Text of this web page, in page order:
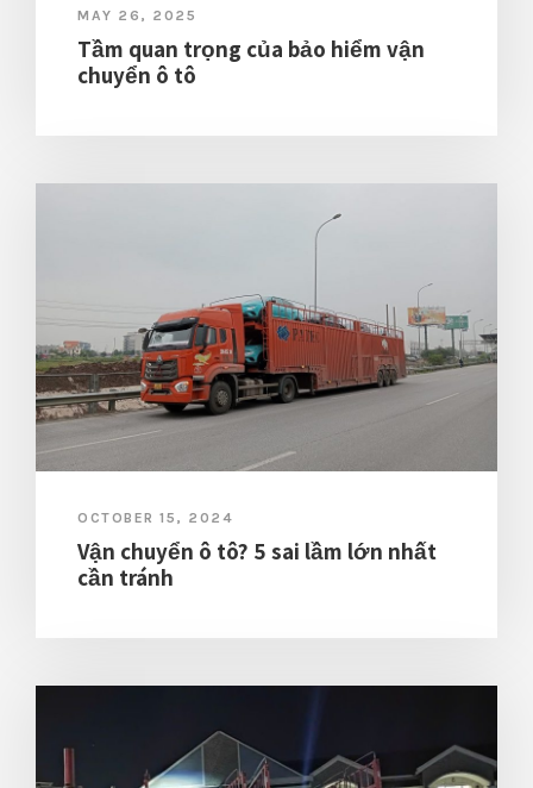
MAY 26, 2025
Tầm quan trọng của bảo hiểm vận
chuyển ô tô
OCTOBER 15, 2024
Vận chuyển ô tô? 5 sai lầm lớn nhất
cần tránh